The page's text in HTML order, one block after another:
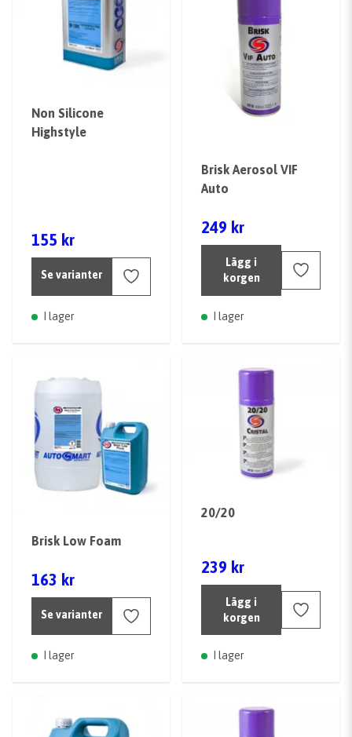
Non Silicone
Highstyle
155 kr
Se varianter
I lager
Brisk Aerosol VIF
Auto
249 kr
Lägg i
korgen
I lager
Brisk Low Foam
163 kr
Se varianter
I lager
20/20
239 kr
Lägg i
korgen
I lager